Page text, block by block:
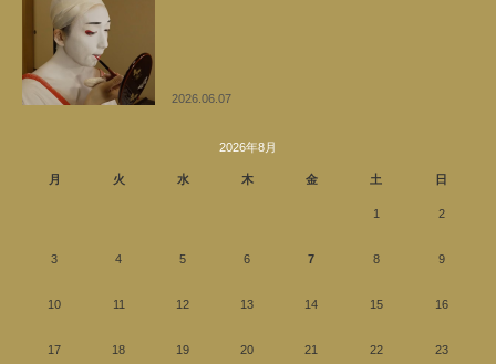
2026.06.07
2026年8月
月 火 水 木 金 土 日
1 2
3 4 5 6 7 8 9
10 11 12 13 14 15 16
17 18 19 20 21 22 23